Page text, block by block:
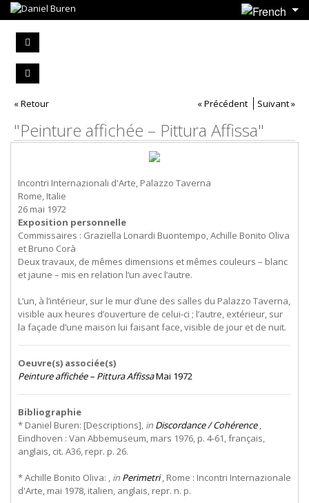
« Retour « Précédent Suivant »
"Peinture affichée – Pittura Affissa"
Incontri Internazionali d'Arte, Palazzo Taverna
Rome, Italie
26 mai 1972
Exposition personnelle
Commissaires : Graziella Lonardi Buontempo, Achille Bonito Oliva
et Bruno Corà
Deux travaux, de mêmes dimensions et mêmes couleurs – blanc
et jaune – mis en relation l’un avec l’autre.
L’un, à l’intérieur, sur le mur d’une des salles du Palazzo Taverna,
visible aux heures d’ouverture de celui-ci ; l’autre, extérieur, sur
la façade d’une maison lui faisant face, visible de jour et de nuit.
Oeuvre(s) associée(s)
Peinture affichée – Pittura AffissaMai 1972
Bibliographie
* Daniel Buren: [Descriptions], in Discordance / Cohérence,
Eindhoven : Van Abbemuseum, mars 1976, p. 4-61, français,
anglais, cit. A36, repr. p. 26.
* Achille Bonito Oliva: , in Perimetri, Rome : Incontri Internazionale
d'Arte, mai 1978, italien, anglais, repr. n. p.